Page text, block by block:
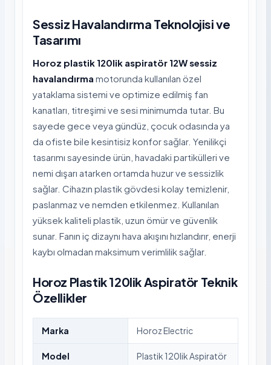
Sessiz Havalandırma Teknolojisi ve
Tasarımı
Horoz plastik 120lik aspiratör 12W sessiz
havalandırma motorunda kullanılan özel
yataklama sistemi ve optimize edilmiş fan
kanatları, titreşimi ve sesi minimumda tutar. Bu
sayede gece veya gündüz, çocuk odasında ya
da ofiste bile kesintisiz konfor sağlar. Yenilikçi
tasarımı sayesinde ürün, havadaki partikülleri ve
nemi dışarı atarken ortamda huzur ve sessizlik
sağlar. Cihazın plastik gövdesi kolay temizlenir,
paslanmaz ve nemden etkilenmez. Kullanılan
yüksek kaliteli plastik, uzun ömür ve güvenlik
sunar. Fanın iç dizaynı hava akışını hızlandırır, enerji
kaybı olmadan maksimum verimlilik sağlar.
Horoz Plastik 120lik Aspiratör Teknik
Özellikler
Marka Horoz Electric
Model Plastik 120lik Aspiratör